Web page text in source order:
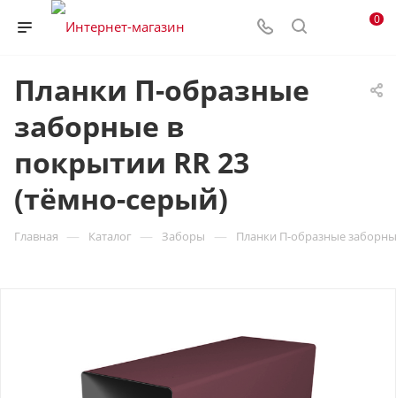
0
Планки П-образные
заборные в
покрытии RR 23
(тёмно-серый)
Главная — Каталог — Заборы — Планки П-образные